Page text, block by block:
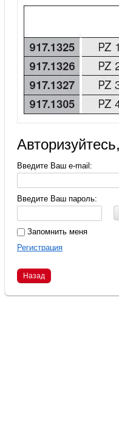
Введите Ваш e-mail:
Введите Ваш пароль:
Запомнить меня
Регистрация
Назад